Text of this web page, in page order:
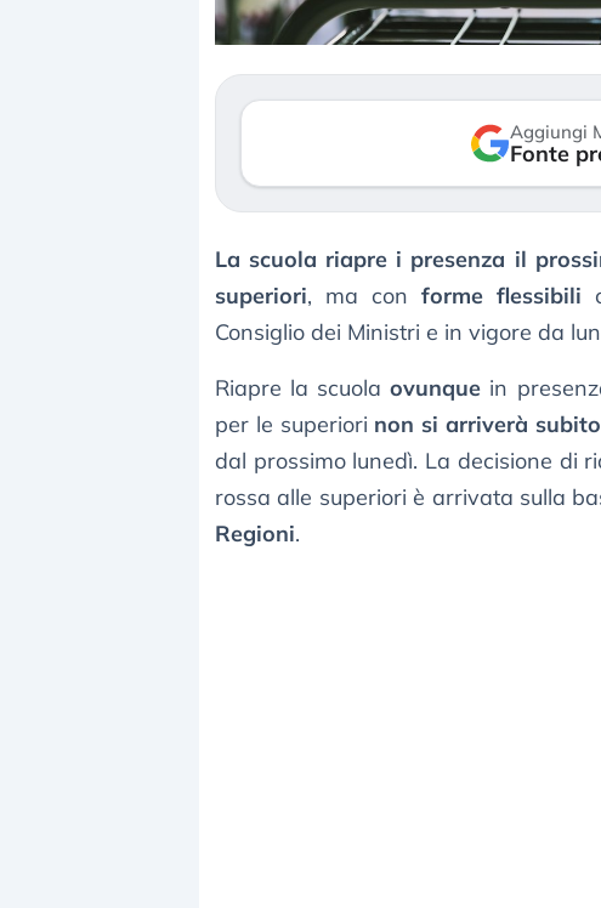
Aggiungi
Fonte
La scuola riapre i presenza il
superiori, ma conforme flessibili
Consiglio dei Ministri e in vigore da
Riapre la scuolaovunque in
per le superiori non si arriverà
dal prossimo lunedì. La decisione di
rossa alle superiori è arrivata sulla
Regioni.
repricing degli asset?
mostrando segni di
verso le (…)